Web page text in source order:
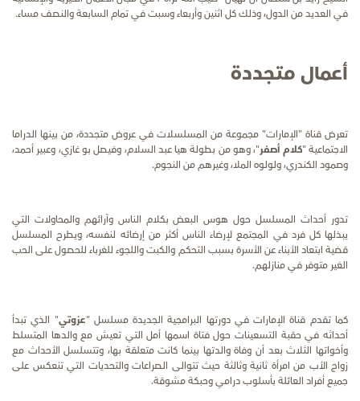
في العديد من الدول، وذلك كل اثنين وأربعاء وسبت في تمام السابعة والنصف مساء.
أعمال متجددة
تعرض قناة "الإمارات" مجموعة من المسلسلات في عروض متجددة، من بينها الدراما
الاجتماعية "كلام أصفر"، وهو من بطولة هيا عبد السلام، وفيصل بو غازي، وعبير أحمد،
وصمود الكندري، ولولوه الملا، وغيرهم من النجوم.
تدور أحداث المسلسل حول هوس البعض بكلام الناس وآرائهم والمحاولات التي
يبذلها كل فرد في المجتمع لإرضاء الناس أكثر من إرضائه لنفسه، ويطرح المسلسل
قضية ابتعاد الأبناء عن الأسرة بسبب التحكم والكبت واللجوء للغرباء للحصول على الحب
الغير متوفر في منازلهم.
كما تقدم قناة الإمارات في دورتها البرامجية الجديدة مسلسل "عزوتي" الذي تبدأ
أحداثه في حقبة التسعينات حول فتاة اسمها أمل التي تعيش مع والدها المتسلط
وأخواتها الثلاث بعد أن وفاة والدتها بينما كانت متعلقة بها، وتتسلسل الأحداث مع
زواج الأب من امرأة ثانية وثالثة حيث تتوالى الصراعات والتحديات التي تنعكس على
جميع أفراد العائلة بأسلوب درامي وحبكة مشوقة.